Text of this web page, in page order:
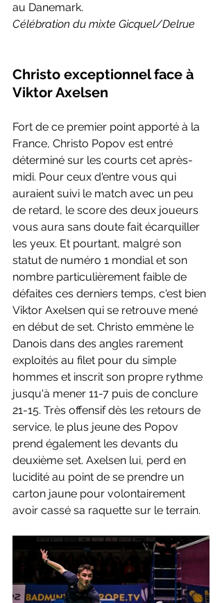
au Danemark.
Célébration du mixte Gicquel/Delrue
Christo exceptionnel face à
Viktor Axelsen
Fort de ce premier point apporté à la
France, Christo Popov est entré
déterminé sur les courts cet après-
midi. Pour ceux d'entre vous qui
auraient suivi le match avec un peu
de retard, le score des deux joueurs
vous aura sans doute fait écarquiller
les yeux. Et pourtant, malgré son
statut de numéro 1 mondial et son
nombre particulièrement faible de
défaites ces derniers temps, c'est bien
Viktor Axelsen qui se retrouve mené
en début de set. Christo emmène le
Danois dans des angles rarement
exploités au filet pour du simple
hommes et inscrit son propre rythme
jusqu'à mener 11-7 puis de conclure
21-15. Très offensif dès les retours de
service, le plus jeune des Popov
prend également les devants du
deuxième set. Axelsen lui, perd en
lucidité au point de se prendre un
carton jaune pour volontairement
avoir cassé sa raquette sur le terrain.